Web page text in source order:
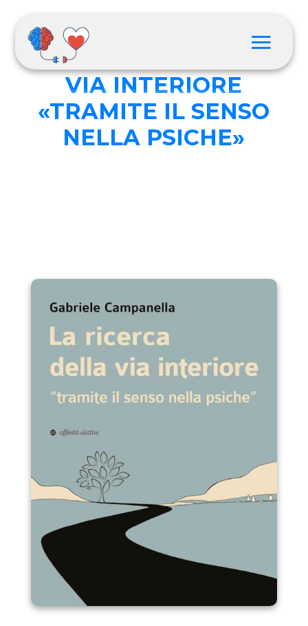
LA RICERCA DELLA
VIA INTERIORE
«TRAMITE IL SENSO
NELLA PSICHE»